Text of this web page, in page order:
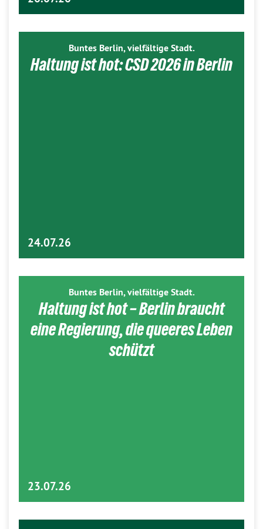
Buntes Berlin, vielfältige Stadt.
Haltung ist hot: CSD 2026 in Berlin
24.07.26
Buntes Berlin, vielfältige Stadt.
Haltung ist hot – Berlin braucht
eine Regierung, die queeres Leben
schützt
23.07.26